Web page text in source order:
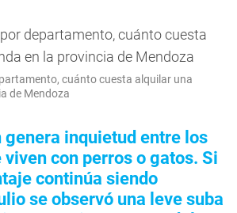
cuánto cuesta alquilar una
de Mendoza
genera inquietud entre los
con perros o gatos. Si
continúa siendo
se observó una leve suba